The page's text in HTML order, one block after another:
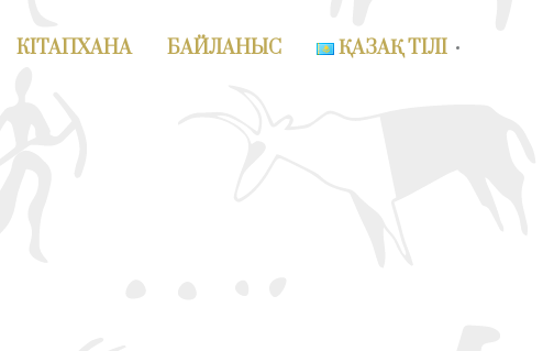
КІТАПХАНА БАЙЛАНЫС ҚАЗАҚ ТІЛІ